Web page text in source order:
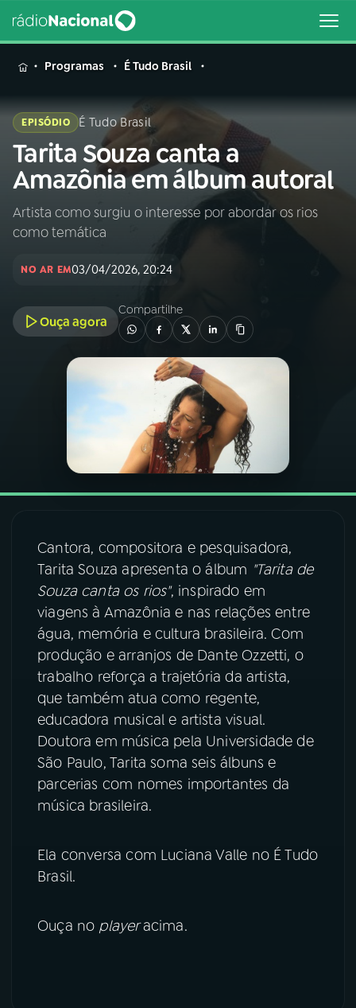
MENU
Buscar
na
Rádio
Nacional
Buscar
PROGRAMAÇÃO
PROGRAMAS
05PODCASTS
06VIDEOCASTS
ÚLTIMAS
08FESTIVAL DE MÚSICA
ACOMPANHE A RÁDIO NACIONAL
YouTube Facebook
Instagram X
Programas É Tudo Brasil
EPISÓDIO É Tudo Brasil
Tarita Souza canta a
Amazônia em álbum autoral
Artista como surgiu o interesse por abordar os rios
como temática
NO AR EM03/04/2026, 20:24
Ouça agora
Compartilhe
Cantora, compositora e pesquisadora,
Tarita Souza apresenta o álbum "Tarita de
Souza canta os rios", inspirado em
viagens à Amazônia e nas relações entre
água, memória e cultura brasileira. Com
produção e arranjos de Dante Ozzetti, o
trabalho reforça a trajetória da artista,
que também atua como regente,
educadora musical e artista visual.
Doutora em música pela Universidade de
São Paulo, Tarita soma seis álbuns e
parcerias com nomes importantes da
música brasileira.
Ela conversa com Luciana Valle no É Tudo
Brasil.
Ouça no playeracima.